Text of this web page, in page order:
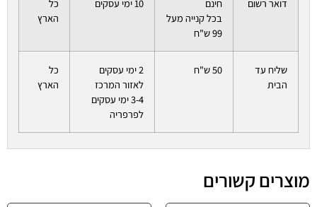
דואר רשום
חינם
בכל קנייה מעל
99 ש"ח
10 ימי עסקים
כל
הארץ
שליח עד
הבית
50 ש"ח
2 ימי עסקים
לאזור המרכז
3-4 ימי עסקים
לפרפריה
כל
הארץ
מוצרים קשורים